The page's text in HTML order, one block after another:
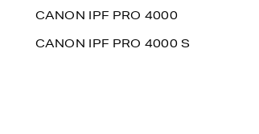
CANON IPF PRO 4000
CANON IPF PRO 4000 S